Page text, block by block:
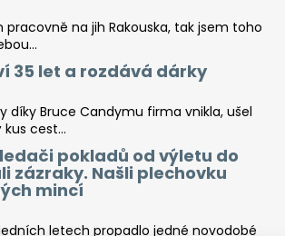
pracovně na jih Rakouska, tak jsem toho
35 let a rozdává dárky
díky Bruce Candymu firma vnikla, ušel
cest...
pokladů od výletu do
zázraky. Našli plechovku
mincí
letech propadlo jedné novodobé